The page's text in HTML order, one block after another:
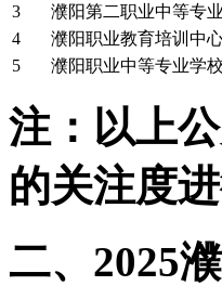
3
濮阳第二职业中等专
4
濮阳职业教育培训中
5
濮阳职业中等专业学校
注：以上
的关注度
二、2025